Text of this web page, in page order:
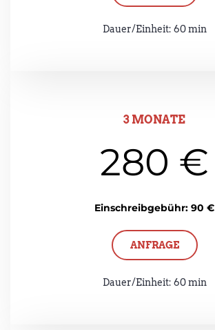
Dauer/Einheit: 60 min
3 MONATE
280 €
Einschreibgebühr: 90 €
ANFRAGE
Dauer/Einheit: 60 min